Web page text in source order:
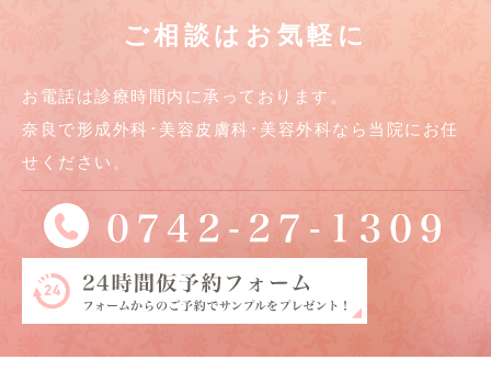
ご相談はお気軽に
お電話は診療時間内に承っております。
奈良で形成外科･美容皮膚科･美容外科なら当院にお任
せください。